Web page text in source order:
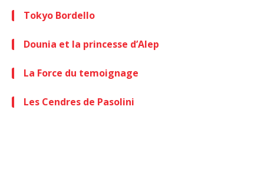
Tokyo Bordello
Dounia et la princesse d’Alep
La Force du temoignage
Les Cendres de Pasolini